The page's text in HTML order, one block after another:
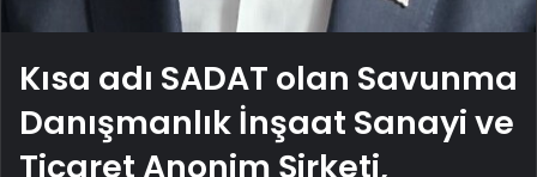
Kısa adı SADAT olan Savunma
Danışmanlık İnşaat Sanayi ve
Ticaret Anonim Şirketi,